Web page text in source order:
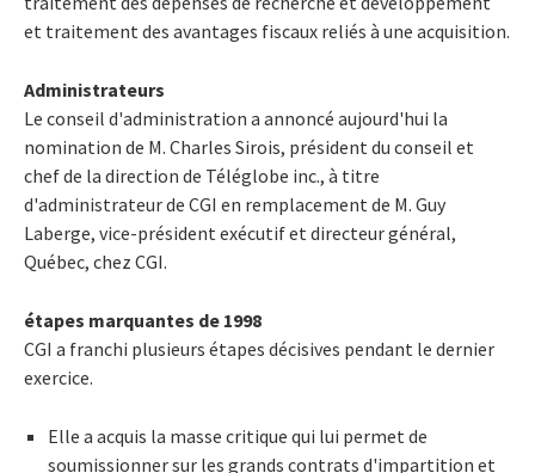
et traitement des avantages fiscaux reliés à une acquisition.
Administrateurs
Le conseil d'administration a annoncé aujourd'hui la
nomination de M. Charles Sirois, président du conseil et
chef de la direction de Téléglobe inc., à titre
d'administrateur de CGI en remplacement de M. Guy
Laberge, vice-président exécutif et directeur général,
Québec, chez CGI.
étapes marquantes de 1998
CGI a franchi plusieurs étapes décisives pendant le dernier
exercice.
Elle a acquis la masse critique qui lui permet de
soumissionner sur les grands contrats d'impartition et